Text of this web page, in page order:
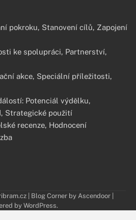
pokroku, Stanovení cílů, Zapojení
ke spolupráci, Partnerství,
akce, Speciální příležitosti,
Potenciál výdělku,
Strategické použití
recenze, Hodnocení
| Blog Corner by Ascendoor|
by WordPress.